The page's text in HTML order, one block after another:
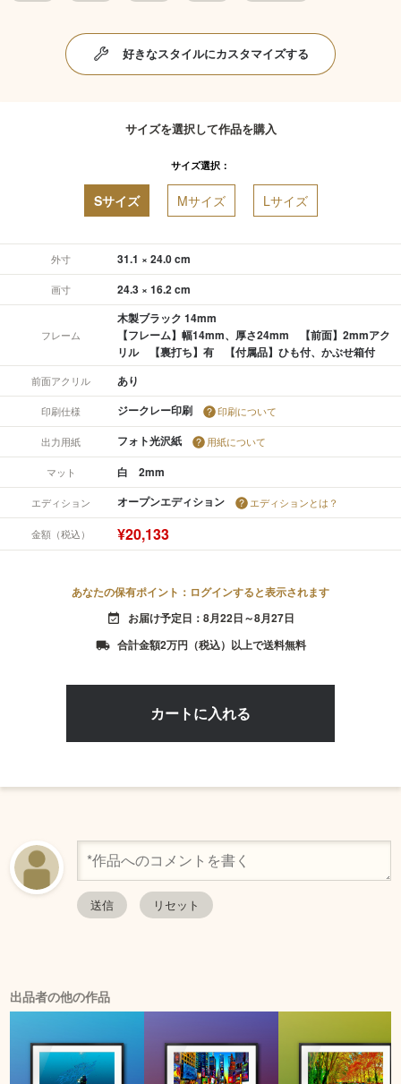
好きなスタイルにカスタマイズする
サイズを選択して作品を購入
サイズ選択：
Sサイズ Mサイズ Lサイズ
外寸 31.1 × 24.0 cm
画寸 24.3 × 16.2 cm
フレーム
木製ブラック 14mm
【フレーム】幅14mm、厚さ24mm 【前面】2mmアク
リル 【裏打ち】有 【付属品】ひも付、かぶせ箱付
前面アクリル あり
印刷仕様 ジークレー印刷 印刷について
出力用紙 フォト光沢紙 用紙について
マット 白 2mm
エディション オープンエディション エディションとは？
金額（税込） ¥20,133
あなたの保有ポイント：ログインすると表示されます
event_available お届け予定日：8月22日～8月27日
local_shipping 合計金額2万円（税込）以上で送料無料
出品者の他の作品